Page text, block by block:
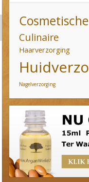
Culinaire
Haarverzorging
Nagelverzorging